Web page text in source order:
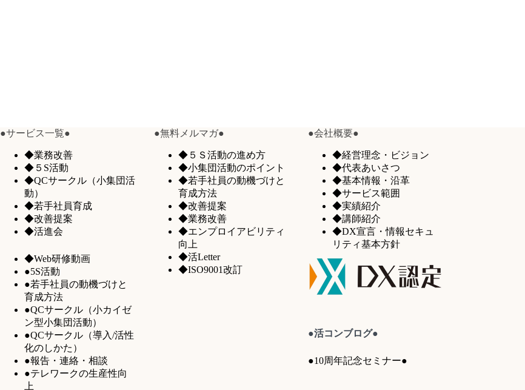
●サービス一覧●
◆業務改善
◆５S活動
◆QCサークル（小集団活
動）
◆若手社員育成
◆改善提案
◆活進会
◆Web研修動画
●5S活動
●若手社員の動機づけと
育成方法
●QCサークル（小カイゼ
ン型小集団活動）
●QCサークル（導入/活性
化のしかた）
●報告・連絡・相談
●テレワークの生産性向
上
●無料メルマガ●
◆５Ｓ活動の進め方
◆小集団活動のポイント
◆若手社員の動機づけと
育成方法
◆改善提案
◆業務改善
◆エンプロイアビリティ
向上
◆活Letter
◆ISO9001改訂
●会社概要●
◆経営理念・ビジョン
◆代表あいさつ
◆基本情報・沿革
◆サービス範囲
◆実績紹介
◆講師紹介
◆DX宣言・情報セキュ
リティ基本方針
●活コンブログ●
●10周年記念セミナー●